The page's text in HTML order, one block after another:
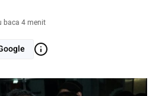
baca 4 menit